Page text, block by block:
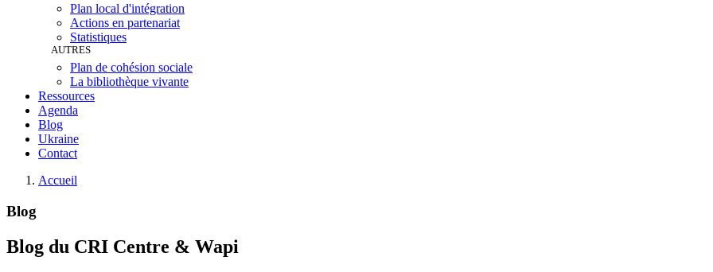
Plan local d'intégration
Actions en partenariat
Statistiques
AUTRES
Plan de cohésion sociale
La bibliothèque vivante
Ressources
Agenda
Blog
Ukraine
Contact
Accueil
Blog
Blog du CRI Centre & Wapi